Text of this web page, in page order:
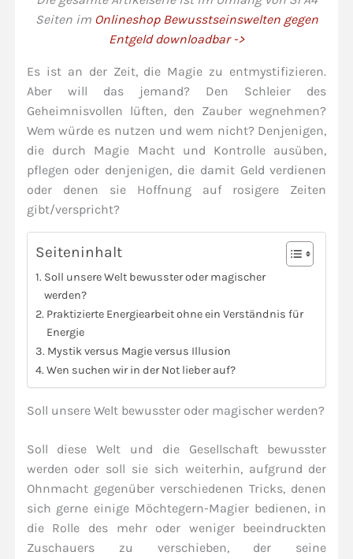
Seiten im Onlineshop Bewusstseinswelten gegen
Entgeld downloadbar ->
Es ist an der Zeit, die Magie zu entmystifizieren.
Aber will das jemand? Den Schleier des
Geheimnisvollen lüften, den Zauber wegnehmen?
Wem würde es nutzen und wem nicht? Denjenigen,
die durch Magie Macht und Kontrolle ausüben,
pflegen oder denjenigen, die damit Geld verdienen
oder denen sie Hoffnung auf rosigere Zeiten
gibt/verspricht?
Seiteninhalt
Soll unsere Welt bewusster oder magischer
werden?
Praktizierte Energiearbeit ohne ein Verständnis für
Energie
Mystik versus Magie versus Illusion
Wen suchen wir in der Not lieber auf?
Soll unsere Welt bewusster oder magischer werden?
Soll diese Welt und die Gesellschaft bewusster
werden oder soll sie sich weiterhin, aufgrund der
Ohnmacht gegenüber verschiedenen Tricks, denen
sich gerne einige Möchtegern-Magier bedienen, in
die Rolle des mehr oder weniger beeindruckten
Zuschauers zu verschieben, der seine